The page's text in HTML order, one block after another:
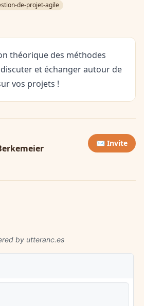
de-projet-agile
théorique des méthodes
et échanger autour de
vos projets !
✉️ Invite